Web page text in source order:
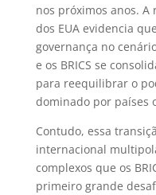
nos próximos anos.
dos EUA evidencia
governança no
e os BRICS se
para reequilibrar o
dominado por países
Contudo, essa
internacional
complexos que os
primeiro grande